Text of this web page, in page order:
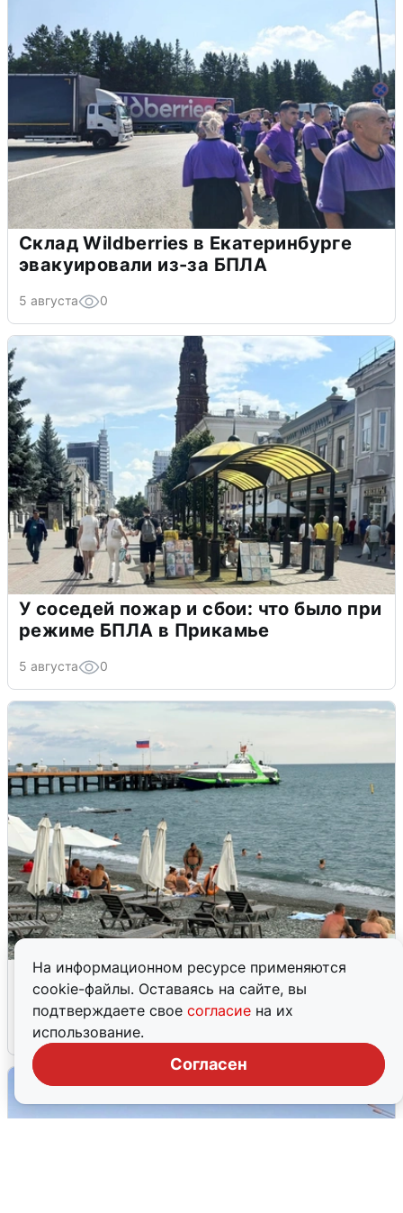
На информационном ресурсе применяются
cookie-файлы. Оставаясь на сайте, вы
подтверждаете свое согласие на их
использование.
Согласен
Склад Wildberries в Екатеринбурге
эвакуировали из-за БПЛА
5 августа 0
У соседей пожар и сбои: что было при
режиме БПЛА в Прикамье
5 августа 0
Жители и туристы Сочи рассказали
об атаке БПЛА 5 августа
5 августа 0